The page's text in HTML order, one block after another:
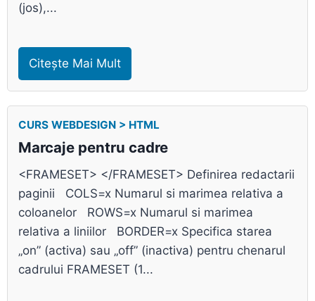
(jos),...
Citește Mai Mult
CURS WEBDESIGN > HTML
Marcaje pentru cadre
<FRAMESET> </FRAMESET> Definirea redactarii
paginii COLS=x Numarul si marimea relativa a
coloanelor ROWS=x Numarul si marimea
relativa a liniilor BORDER=x Specifica starea
„on” (activa) sau „off” (inactiva) pentru chenarul
cadrului FRAMESET (1...